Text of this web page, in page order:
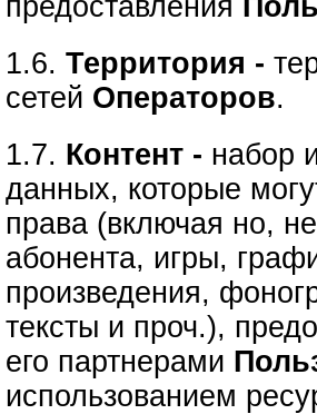
предоставления
1.6.Территория -
сетей Операторов.
1.7. Контент - набор
данных, которые
права (включая но,
абонента, игры,
произведения,
тексты и проч.),
его партнерами
использованием